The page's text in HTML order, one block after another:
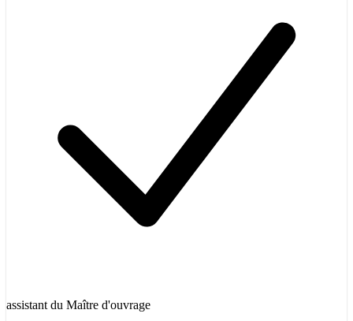
assistant du Maître d'ouvrage